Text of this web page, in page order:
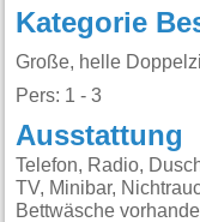
Kategorie
Große, helle
Pers: 1 - 3
Ausstattung
Telefon, Radio,
TV, Minibar,
Bettwäsche